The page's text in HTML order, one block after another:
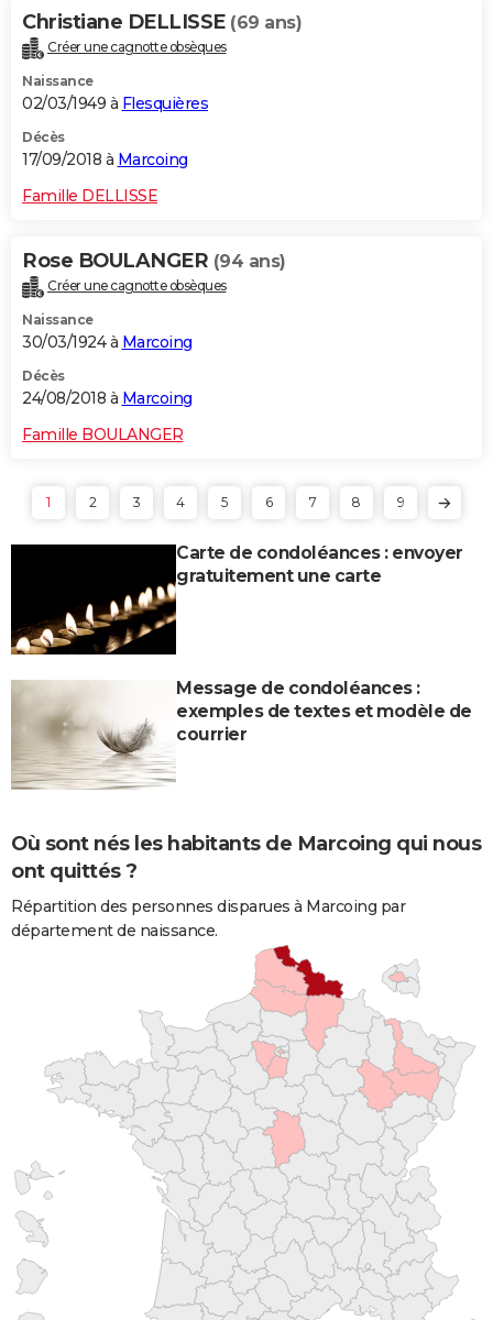
Christiane DELLISSE (69 ans)
Créer une cagnotte obsèques
Naissance
02/03/1949 à Flesquières
Décès
17/09/2018 à Marcoing
Famille DELLISSE
Rose BOULANGER (94 ans)
Créer une cagnotte obsèques
Naissance
30/03/1924 à Marcoing
Décès
24/08/2018 à Marcoing
Famille BOULANGER
1 2 3 4 5 6 7 8 9
Carte de condoléances : envoyer
gratuitement une carte
Message de condoléances :
exemples de textes et modèle de
courrier
Où sont nés les habitants de Marcoing qui nous
ont quittés ?
Répartition des personnes disparues à Marcoing par
département de naissance.